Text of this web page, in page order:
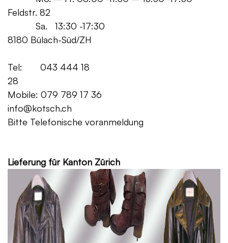
Feldstr. 82
Sa. 13:30 -17:30
8180 Bülach-Süd/ZH
Tel: 043 444 18
28
Mobile: 079 789 17 36
info@kotsch.ch
Bitte Telefonische voranmeldung
Lieferung für Kanton Zürich